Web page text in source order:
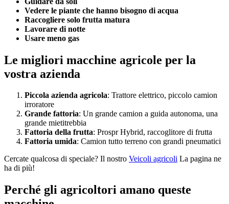
Vedere le piante che hanno bisogno di acqua
Raccogliere solo frutta matura
Lavorare di notte
Usare meno gas
Le migliori macchine agricole per la
vostra azienda
Piccola azienda agricola: Trattore elettrico, piccolo camion
irroratore
Grande fattoria: Un grande camion a guida autonoma, una
grande mietitrebbia
Fattoria della frutta: Prospr Hybrid, raccoglitore di frutta
Fattoria umida: Camion tutto terreno con grandi pneumatici
Cercate qualcosa di speciale? Il nostro Veicoli agricoli La pagina ne
ha di più!
Perché gli agricoltori amano queste